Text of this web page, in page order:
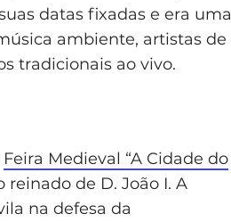
datas fixadas e era uma
ambiente, artistas de
tradicionais ao vivo.
Feira Medieval “A Cidade do
de D. João I. A
na defesa da